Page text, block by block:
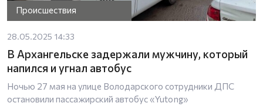
Происшествия
28.05.2025 14:33
В Архангельске задержали мужчину, который
напился и угнал автобус
Ночью 27 мая на улице Володарского сотрудники ДПС
остановили пассажирский автобус «Yutong»